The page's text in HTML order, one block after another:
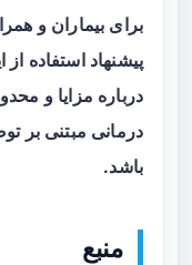
برای بیماران و
پیشنهاد استفاده
درباره مزایا و
درمانی مبتنی بر
باشد.
منبع